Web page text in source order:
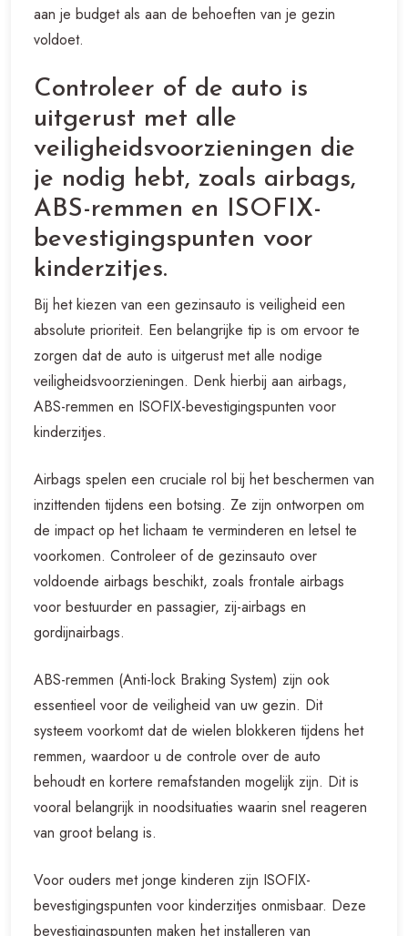
aan je budget als aan de behoeften van je gezin
voldoet.
Controleer of de auto is
uitgerust met alle
veiligheidsvoorzieningen die
je nodig hebt, zoals airbags,
ABS-remmen en ISOFIX-
bevestigingspunten voor
kinderzitjes.
Bij het kiezen van een gezinsauto is veiligheid een
absolute prioriteit. Een belangrijke tip is om ervoor te
zorgen dat de auto is uitgerust met alle nodige
veiligheidsvoorzieningen. Denk hierbij aan airbags,
ABS-remmen en ISOFIX-bevestigingspunten voor
kinderzitjes.
Airbags spelen een cruciale rol bij het beschermen van
inzittenden tijdens een botsing. Ze zijn ontworpen om
de impact op het lichaam te verminderen en letsel te
voorkomen. Controleer of de gezinsauto over
voldoende airbags beschikt, zoals frontale airbags
voor bestuurder en passagier, zij-airbags en
gordijnairbags.
ABS-remmen (Anti-lock Braking System) zijn ook
essentieel voor de veiligheid van uw gezin. Dit
systeem voorkomt dat de wielen blokkeren tijdens het
remmen, waardoor u de controle over de auto
behoudt en kortere remafstanden mogelijk zijn. Dit is
vooral belangrijk in noodsituaties waarin snel reageren
van groot belang is.
Voor ouders met jonge kinderen zijn ISOFIX-
bevestigingspunten voor kinderzitjes onmisbaar. Deze
bevestigingspunten maken het installeren van